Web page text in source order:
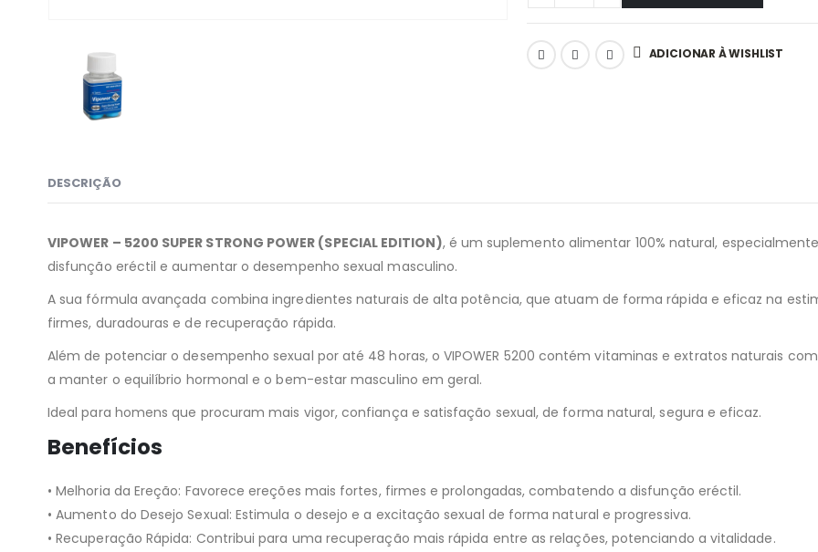
ADICIONAR À WISHLIST
DESCRIÇÃO
VIPOWER – 5200 SUPER STRONG POWER (SPECIAL EDITION), é um suplemento alimentar 100% natural,
disfunção eréctil e aumentar o desempenho sexual masculino.
A sua fórmula avançada combina ingredientes naturais de alta potência, que atuam de forma rápida e eficaz na
firmes, duradouras e de recuperação rápida.
Além de potenciar o desempenho sexual por até 48 horas, o VIPOWER 5200 contém vitaminas e extratos naturais
a manter o equilíbrio hormonal e o bem-estar masculino em geral.
Ideal para homens que procuram mais vigor, confiança e satisfação sexual, de forma natural, segura e eficaz.
Benefícios
• Melhoria da Ereção: Favorece ereções mais fortes, firmes e prolongadas, combatendo a disfunção eréctil.
• Aumento do Desejo Sexual: Estimula o desejo e a excitação sexual de forma natural e progressiva.
• Recuperação Rápida: Contribui para uma recuperação mais rápida entre as relações, potenciando a vitalidade.